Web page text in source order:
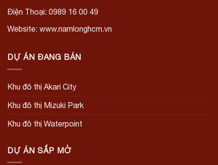
Điện Thoại: 0989 16 00 49
Website: www.namlonghcm.vn
DỰ ÁN ĐANG BÁN
Khu đô thị Akari City
Khu đô thị Mizuki Park
Khu đô thị Waterpoint
DỰ ÁN SẮP MỞ